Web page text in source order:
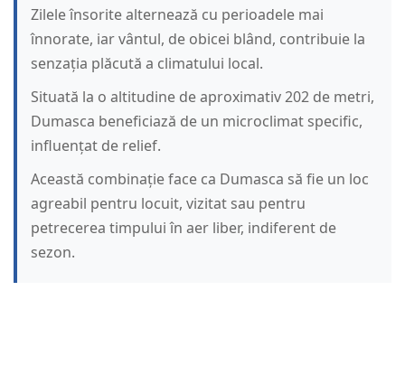
Zilele însorite alternează cu perioadele mai
înnorate, iar vântul, de obicei blând, contribuie la
senzația plăcută a climatului local.
Situată la o altitudine de aproximativ 202 de metri,
Dumasca beneficiază de un microclimat specific,
influențat de relief.
Această combinație face ca Dumasca să fie un loc
agreabil pentru locuit, vizitat sau pentru
petrecerea timpului în aer liber, indiferent de
sezon.